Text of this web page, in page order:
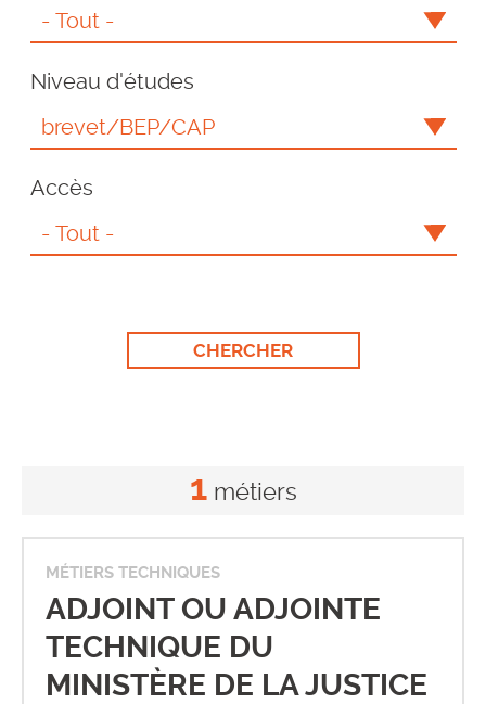
Niveau d'études
Accès
1métiers
ADJOINT OU ADJOINTE
TECHNIQUE DU
MINISTÈRE DE LA JUSTICE
MÉTIERS TECHNIQUES